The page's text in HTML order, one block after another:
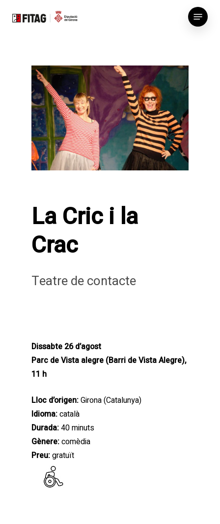
Menu
La Cric i la
Crac
Teatre de contacte
Dissabte 26 d’agost
Parc de Vista alegre (Barri de Vista Alegre),
11 h
Lloc d’origen:Girona (Catalunya)
Idioma:català
Durada:40 minuts
Gènere:comèdia
Preu:gratuït